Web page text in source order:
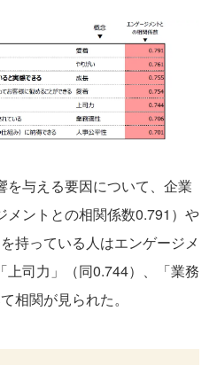
与える要因について、企業
メントとの相関係数0.791）や
持っている人はエンゲージメ
上司力」（同0.744）、「業務
相関が見られた。